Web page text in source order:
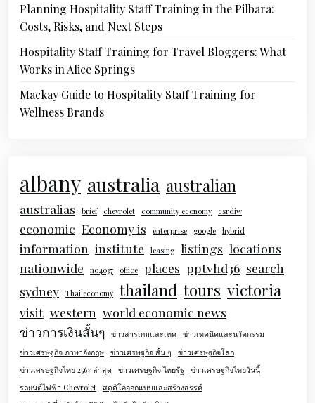
Planning Hospitality Staff Training in the Pilbara:
Costs, Risks, and Next Steps
Hospitality Staff Training for Travel Bloggers: What
Works in Alice Springs
Mackay Guide to Hospitality Staff Training for
Wellness Brands
albany australia australian
australias brief chevrolet community economy csrdiw
economic Economy is enterprise google hybrid
information institute leasing listings locations
nationwide
no4037 office places pptvhd36 search
sydney Thai economy thailand tours victoria
visit western world economic news
ข่าวการเงินสั้นๆ ข่าวสารเกมและเทค ข่าวเทคนิคและนวัตกรรม
ข่าวเศรษฐกิจ ภาษาอังกฤษ ข่าวเศรษฐกิจ สั้น ๆ
ข่าวเศรษฐกิจโลก
ข่าวเศรษฐกิจไทย 2567 ล่าสุด
ข่าวเศรษฐกิจ ไทยรัฐ ข่าวเศรษฐกิจไทยวันนี้
รถยนต์ไฟฟ้า Chevrolet สตูดิโอออกแบบและสร้างสรรค์